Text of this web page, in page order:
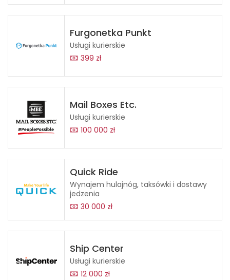
Furgonetka Punkt
Usługi kurierskie
399 zł
Mail Boxes Etc.
Usługi kurierskie
100 000 zł
Quick Ride
Wynajem hulajnóg, taksówki i dostawy
jedzenia
30 000 zł
Ship Center
Usługi kurierskie
12 000 zł